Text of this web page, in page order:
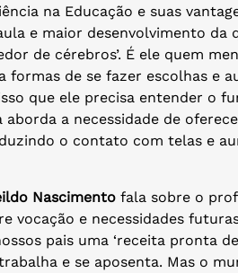
na Educação e suas
e maior desenvolvimento da
de cérebros’. É ele quem
formas de se fazer escolhas e
que ele precisa entender o
aborda a necessidade de
o contato com telas e
Nascimento fala sobre o
vocação e necessidades
pais uma ‘receita pronta
e se aposenta. Mas o